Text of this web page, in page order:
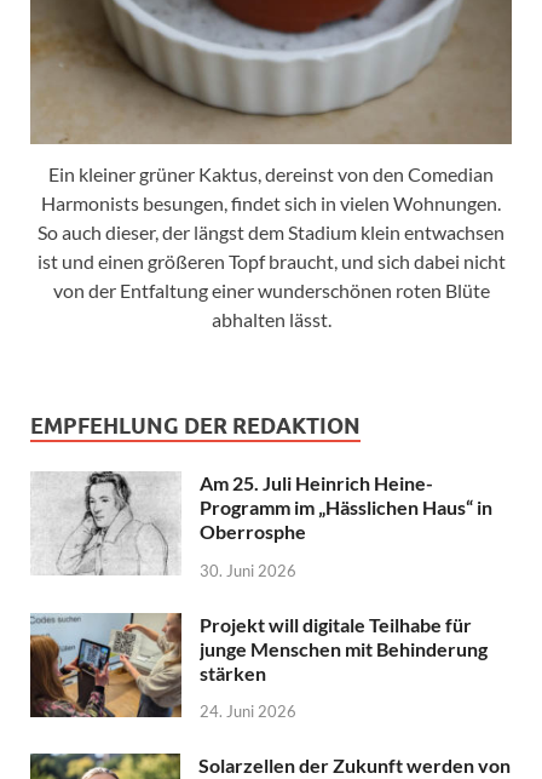
Ein kleiner grüner Kaktus, dereinst von den Comedian
Harmonists besungen, findet sich in vielen Wohnungen.
So auch dieser, der längst dem Stadium klein entwachsen
ist und einen größeren Topf braucht, und sich dabei nicht
von der Entfaltung einer wunderschönen roten Blüte
abhalten lässt.
EMPFEHLUNG DER REDAKTION
Am 25. Juli Heinrich Heine-
Programm im „Hässlichen Haus“ in
Oberrosphe
30. Juni 2026
Projekt will digitale Teilhabe für
junge Menschen mit Behinderung
stärken
24. Juni 2026
Solarzellen der Zukunft werden von